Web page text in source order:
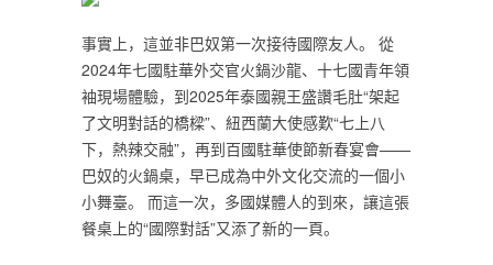
事實上，這並非巴奴第一次接待國際友人。 從
2024年七國駐華外交官火鍋沙龍、十七國青年領
袖現場體驗，到2025年泰國親王盛讚毛肚“架起
了文明對話的橋樑”、紐西蘭大使感歎“七上八
下，熱辣交融”，再到百國駐華使節新春宴會——
巴奴的火鍋桌，早已成為中外文化交流的一個小
小舞臺。 而這一次，多國媒體人的到來，讓這張
餐桌上的“國際對話”又添了新的一頁。